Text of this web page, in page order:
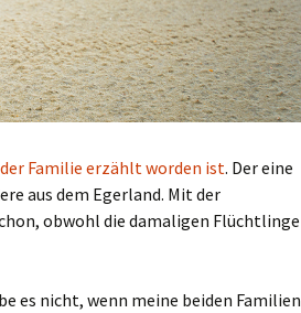
Familie erzählt worden ist. Der eine
aus dem Egerland. Mit der
obwohl die damaligen Flüchtlinge
es nicht, wenn meine beiden Familien